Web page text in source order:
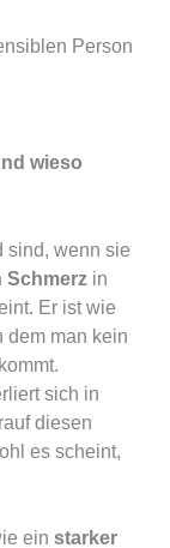
Person
wieso
sind, wenn sie
Schmerz in
Er ist wie
dem man kein
sich in
diesen
es scheint,
ein starker